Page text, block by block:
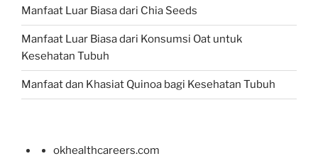
Manfaat Luar Biasa dari Chia Seeds
Manfaat Luar Biasa dari Konsumsi Oat untuk
Kesehatan Tubuh
Manfaat dan Khasiat Quinoa bagi Kesehatan Tubuh
okhealthcareers.com